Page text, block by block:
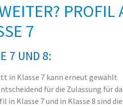
PROFIL
7
7 UND 8:
in Klasse 7 kann erneut gewählt
für die Zulassung für
in Klasse 7 und in Klasse 8 sind